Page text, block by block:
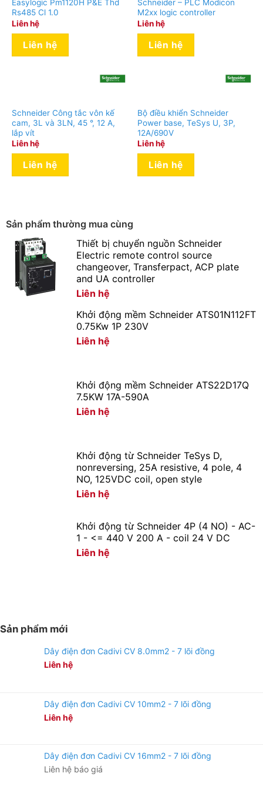
product
compatibility
Compact NS630b…1600 Compact NSX100…
250 Compact NSX400…630
Environment
IP20 connectors: conforming to EN 60529
IK degree of
protection
Front: IK07 conforming to EN 50102
Packing Units
Unit Type of
Package 1
Package 1
Weight
4.019 kg
Package 1
Height
12.7 cm
16 cm
27.5 cm
18 months
Bị Điện Hoàng Chiến Bình Dương
Giá cạnh tranh nhất trong khu vực.
Giao hàng nhanh chóng.
Nhận báo giá tốt nhất.
Hàng luôn có sẵn tại trong kho liên hệ ngay số
Easylogic Pm1120H P&E Thd
Rs485 Cl 1.0
Liên hệ
Liên hệ
Schneider – PLC Modicon
M2xx logic controller
Liên hệ
Liên hệ
Schneider Công tắc vôn kế
cam, 3L và 3LN, 45 °, 12 A,
lắp vít
Liên hệ
Liên hệ
Bộ điều khiển Schneider
Power base, TeSys U, 3P,
12A/690V
Liên hệ
Liên hệ
Sản phẩm thường mua cùng
Thiết bị chuyển nguồn Schneider
Electric remote control source
changeover, Transferpact, ACP plate
and UA controller
Liên hệ
Khởi động mềm Schneider ATS01N112FT
0.75Kw 1P 230V
Liên hệ
Khởi động mềm Schneider ATS22D17Q
7.5KW 17A-590A
Liên hệ
Khởi động từ Schneider TeSys D,
nonreversing, 25A resistive, 4 pole, 4
NO, 125VDC coil, open style
Liên hệ
Khởi động từ Schneider 4P (4 NO) - AC-
1 - <= 440 V 200 A - coil 24 V DC
Liên hệ
Sản phẩm mới
Dây điện đơn Cadivi CV 8.0mm2 - 7 lõi đồng
Liên hệ
Dây điện đơn Cadivi CV 10mm2 - 7 lõi đồng
Liên hệ
Dây điện đơn Cadivi CV 16mm2 - 7 lõi đồng
Liên hệ báo giá